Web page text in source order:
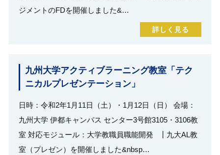
ジメントのFDを開催しました&…
詳しく見る
九州大学アクティブラーニング教室「テク
ニカルプレゼンテーション」
日時：令和2年1月11日（土）・1月12日（日） 会場：
九州大学 伊都キャンパス センター3号館3105・3106教
室 対応モジュール：大学教職員職能開発 ┃九大AL教
室（プレゼン）を開催しました&nbsp…